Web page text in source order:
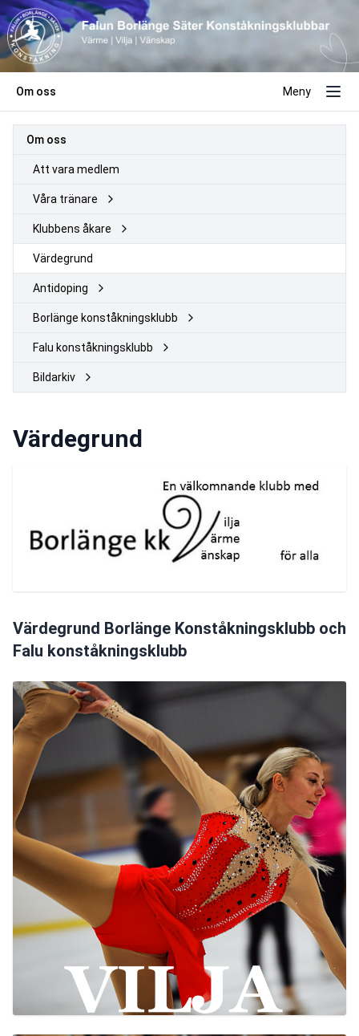
Om oss Meny
Om oss
Att vara medlem
Våra tränare
Klubbens åkare
Värdegrund
Antidoping
Borlänge konståkningsklubb
Falu konståkningsklubb
Bildarkiv
Värdegrund
Värdegrund Borlänge Konståkningsklubb och
Falu konståkningsklubb